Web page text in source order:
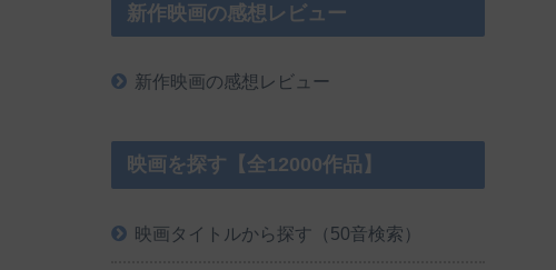
新作映画の感想レビュー
新作映画の感想レビュー
映画を探す【全12000作品】
映画タイトルから探す（50音検索）